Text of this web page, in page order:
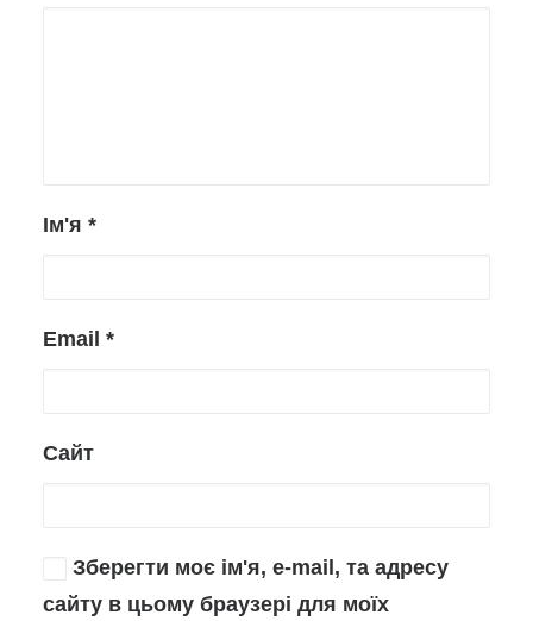
Ім'я *
Email *
Сайт
Зберегти моє ім'я, e-mail, та адресу
сайту в цьому браузері для моїх